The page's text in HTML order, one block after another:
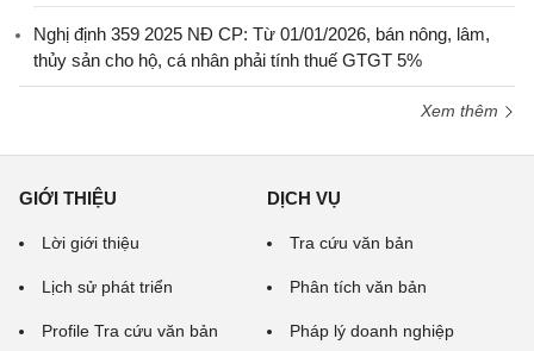
Nghị định 359 2025 NĐ CP: Từ 01/01/2026, bán nông, lâm,
thủy sản cho hộ, cá nhân phải tính thuế GTGT 5%
Xem thêm
GIỚI THIỆU
Lời giới thiệu
Lịch sử phát triển
Profile Tra cứu văn bản
DỊCH VỤ
Tra cứu văn bản
Phân tích văn bản
Pháp lý doanh nghiệp